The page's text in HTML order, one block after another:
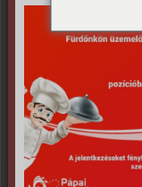
Sajnáljuk,